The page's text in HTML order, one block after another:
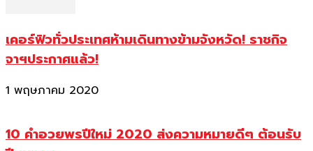
เคอร์ฟิวทั่วประเทศห้ามเดินทางข้ามจังหวัด! ราชกิจ
จาฯประกาศแล้ว!
1 พฤษภาคม 2020
10 คำอวยพรปีใหม่ 2020 ส่งความหมายดีๆ ต้อนรับ